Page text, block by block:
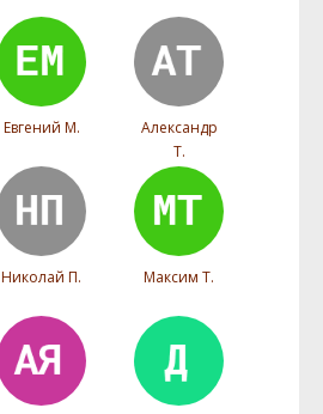
Евгений М.
Александр
Т.
Николай П. Максим Т.